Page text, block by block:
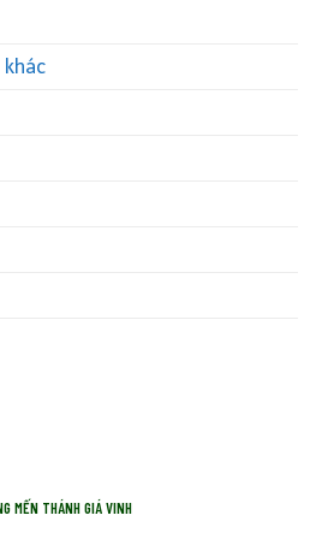
khác
MẾN THÁNH GIÁ VINH